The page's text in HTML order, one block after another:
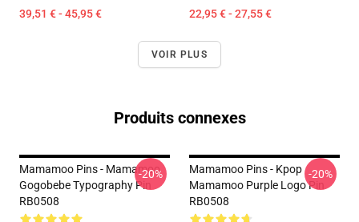
39,51 € - 45,95 € 22,95 € - 27,55 €
VOIR PLUS
Produits connexes
Mamamoo Pins - Mamamoo
Gogobebe Typography Pin
RB0508
-20%
Mamamoo Pins - Kpop
Mamamoo Purple Logo Pin
RB0508
-20%